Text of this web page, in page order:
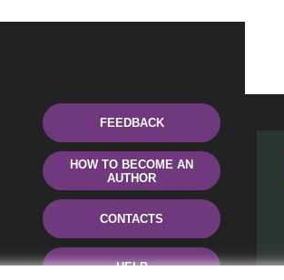
FEEDBACK
HOW TO BECOME AN
AUTHOR
CONTACTS
HELP